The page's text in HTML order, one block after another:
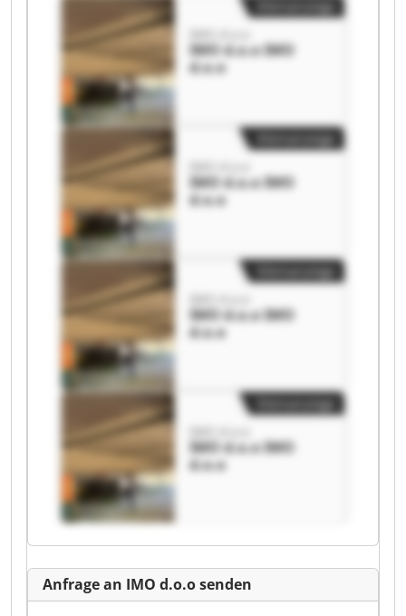
IMO d.o.o IMO
d.o.o
IMO d.o.o IMO
d.o.o
Kleinanzeige
IMO d.o.o IMO
d.o.o
Kleinanzeige
IMO d.o.o IMO
d.o.o
Kleinanzeige
Anfrage an IMO d.o.o senden